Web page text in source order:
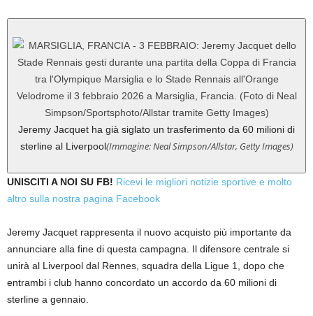
Jeremy Jacquet ha già siglato un trasferimento da 60 milioni di
sterline al Liverpool(Immagine: Neal Simpson/Allstar, Getty Images)
UNISCITI A NOI SU FB! Ricevi le migliori notizie sportive e molto
altro sulla nostra pagina Facebook
Jeremy Jacquet rappresenta il nuovo acquisto più importante da
annunciare alla fine di questa campagna. Il difensore centrale si
unirà al Liverpool dal Rennes, squadra della Ligue 1, dopo che
entrambi i club hanno concordato un accordo da 60 milioni di
sterline a gennaio.